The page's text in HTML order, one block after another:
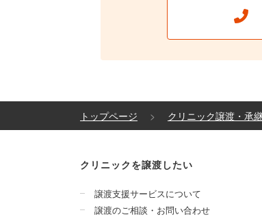
トップページ クリニック譲渡・承
クリニックを譲渡したい
譲渡支援サービスについて
譲渡のご相談・お問い合わせ